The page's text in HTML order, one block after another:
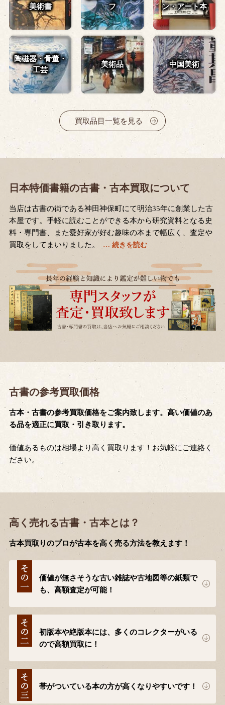
美術書
フ
ン・アート本
陶磁器・骨董・
工芸
美術品 中国美術
買取品目一覧を見る
日本特価書籍の古書・古本買取について
当店は古書の街である神田神保町にて明治35年に創業した古
本屋です。手軽に読むことができる本から研究資料となる史
料・専門書、また愛好家が好む趣味の本まで幅広く、査定や
買取をしてまいりました。
古書の参考買取価格
古本・古書の参考買取価格をご案内致します。高い価値のあ
る品を適正に買取・引き取ります。
価値あるものは相場より高く買取ります！お気軽にご連絡く
ださい。
高く売れる古書・古本とは？
古本買取りのプロが古本を高く売る方法を教えます！
価値が無さそうな古い雑誌や古地図等の紙類で
も、高額査定が可能！
初版本や絶版本には、多くのコレクターがいる
ので高額買取に！
帯がついている本の方が高くなりやすいです！